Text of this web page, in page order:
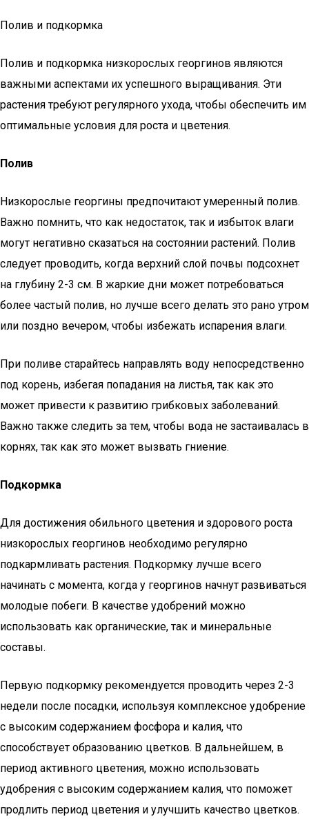
Полив и подкормка
Полив и подкормка низкорослых георгинов являются
важными аспектами их успешного выращивания. Эти
растения требуют регулярного ухода, чтобы обеспечить им
оптимальные условия для роста и цветения.
Полив
Низкорослые георгины предпочитают умеренный полив.
Важно помнить, что как недостаток, так и избыток влаги
могут негативно сказаться на состоянии растений. Полив
следует проводить, когда верхний слой почвы подсохнет
на глубину 2-3 см. В жаркие дни может потребоваться
более частый полив, но лучше всего делать это рано утром
или поздно вечером, чтобы избежать испарения влаги.
При поливе старайтесь направлять воду непосредственно
под корень, избегая попадания на листья, так как это
может привести к развитию грибковых заболеваний.
Важно также следить за тем, чтобы вода не застаивалась в
корнях, так как это может вызвать гниение.
Подкормка
Для достижения обильного цветения и здорового роста
низкорослых георгинов необходимо регулярно
подкармливать растения. Подкормку лучше всего
начинать с момента, когда у георгинов начнут развиваться
молодые побеги. В качестве удобрений можно
использовать как органические, так и минеральные
составы.
Первую подкормку рекомендуется проводить через 2-3
недели после посадки, используя комплексное удобрение
с высоким содержанием фосфора и калия, что
способствует образованию цветков. В дальнейшем, в
период активного цветения, можно использовать
удобрения с высоким содержанием калия, что поможет
продлить период цветения и улучшить качество цветков.